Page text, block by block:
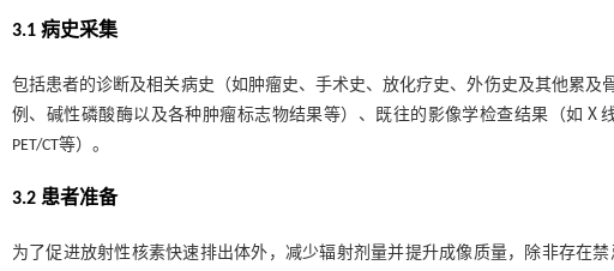
3.1 病史采集
包括患者的诊断及相关病史（如肿瘤史、手术史、放化疗史、外伤史及其他累
例、碱性磷酸酶以及各种肿瘤标志物结果等）、既往的影像学检查结果（如Ⅹ线
PET/CT等）。
3.2 患者准备
为了促进放射性核素快速排出体外，减少辐射剂量并提升成像质量，除非存在